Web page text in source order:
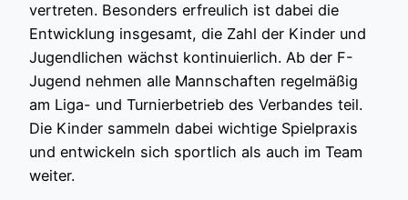
vertreten. Besonders erfreulich ist dabei die
Entwicklung insgesamt, die Zahl der Kinder und
Jugendlichen wächst kontinuierlich. Ab der F-
Jugend nehmen alle Mannschaften regelmäßig
am Liga- und Turnierbetrieb des Verbandes teil.
Die Kinder sammeln dabei wichtige Spielpraxis
und entwickeln sich sportlich als auch im Team
weiter.